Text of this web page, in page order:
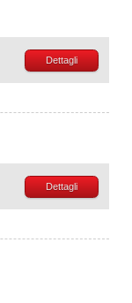
Dettagli
Dettagli